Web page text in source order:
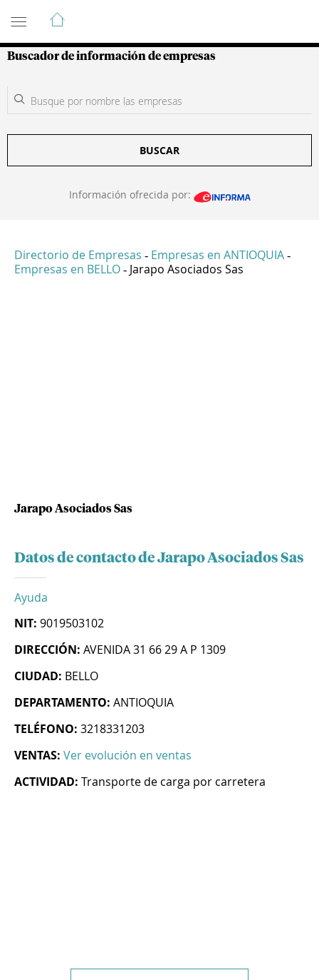
Guía de Empresas Colombianas
Buscador de información de empresas
BUSCAR
Información ofrecida por:
Directorio de Empresas - Empresas en ANTIOQUIA -
Empresas en BELLO - Jarapo Asociados Sas
Jarapo Asociados Sas
Datos de contacto de Jarapo Asociados Sas
Ayuda
NIT: 9019503102
DIRECCIÓN: AVENIDA 31 66 29 A P 1309
CIUDAD: BELLO
DEPARTAMENTO: ANTIOQUIA
TELÉFONO: 3218331203
VENTAS: Ver evolución en ventas
ACTIVIDAD: Transporte de carga por carretera